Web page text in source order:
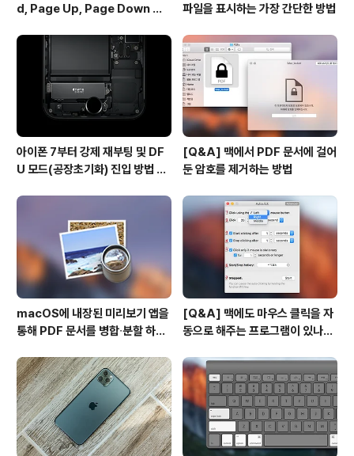
d, Page Up, Page Down 키
파일을 표시하는 가장 간단한 방법
아이폰 7부터 강제 재부팅 및 DF
U 모드(공장초기화) 진입 방법 변
[Q&A] 맥에서 PDF 문서에 걸어
둔 암호를 제거하는 방법
macOS에 내장된 미리보기 앱을
통해 PDF 문서를 병합∙분할 하는
[Q&A] 맥에도 마우스 클릭을 자
동으로 해주는 프로그램이 있나